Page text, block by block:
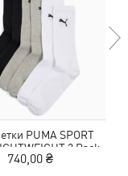
PUMA SPORT
3 Pack
740,00 ₴